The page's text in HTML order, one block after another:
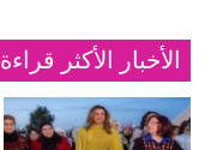
الأخبار الأكثر قراءة